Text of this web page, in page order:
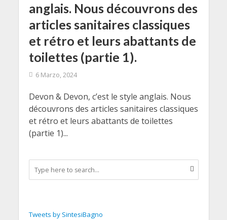
anglais. Nous découvrons des
articles sanitaires classiques
et rétro et leurs abattants de
toilettes (partie 1).
6 Marzo, 2024
Devon & Devon, c’est le style anglais. Nous
découvrons des articles sanitaires classiques
et rétro et leurs abattants de toilettes
(partie 1)...
Tweets by SintesiBagno